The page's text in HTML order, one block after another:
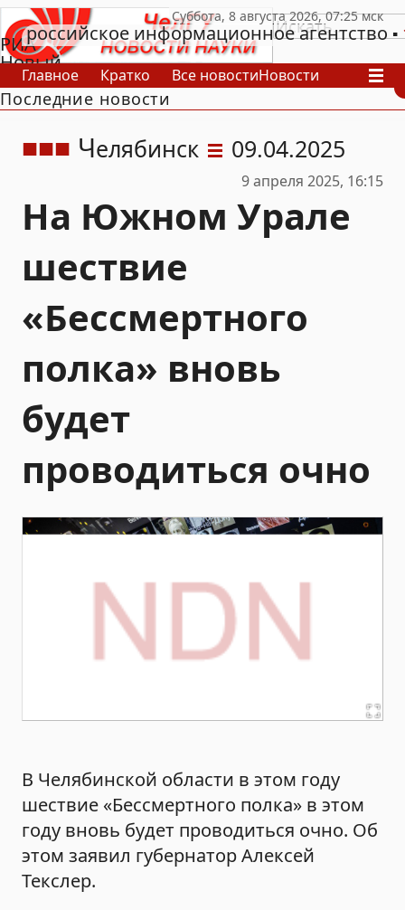
РИА
Новый
День
российское информационное агентство
Главное Кратко Все новостиНовости
В России
В мире
Последние новости
Челябинск 09.04.2025
9 апреля 2025, 16:15
На Южном Урале
шествие
«Бессмертного
полка» вновь
будет
проводиться очно
В Челябинской области в этом году
шествие «Бессмертного полка» в этом
году вновь будет проводиться очно. Об
этом заявил губернатор Алексей
Текслер.